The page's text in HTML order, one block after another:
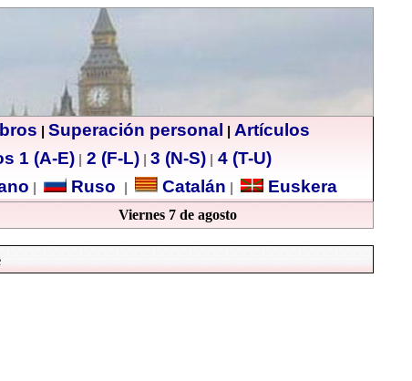
Superación personal
Artículos
1 (A-E) 2 (F-L) 3 (N-S)
4 (T-U)
Ruso Catalán Euskera
Viernes 7 de agosto